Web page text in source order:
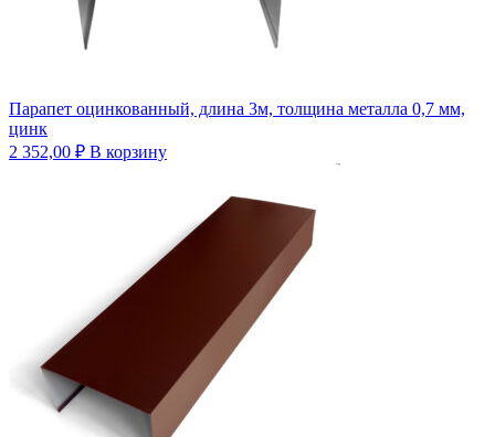
Парапет оцинкованный, длина 3м, толщина металла 0,7 мм,
цинк
2 352,00 ₽ В корзину